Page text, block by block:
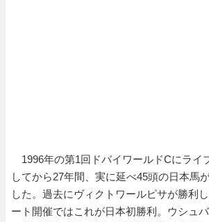
1996年の第1回ドバイワールドCにライ
してから27年間、実に延べ45頭の日本馬
した。過去にヴィクトワールピサが勝利
ート開催ではこれが日本初勝利。ウシュ